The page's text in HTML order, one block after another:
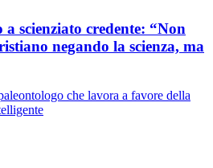
scienziato credente: “Non
negando la scienza, ma
che lavora a favore della